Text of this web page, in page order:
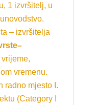
1 izvršitelj, u
– izvršitelja
vremenu.
radno mjesto I.
(Category I